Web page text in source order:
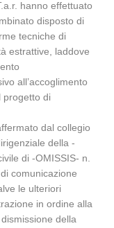
hanno effettuato
disposto di
tecniche di
estrattive, laddove
all’accoglimento
progetto di
dal collegio
della -
di -OMISSIS- n.
comunicazione
le ulteriori
in ordine alla
della